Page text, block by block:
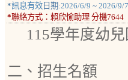
*訊息有效 日期:2026/6/9 ~ 2026/9/7
*聯絡方式： 賴欣愉助理 分機7644
115學年度幼
二、招生名額